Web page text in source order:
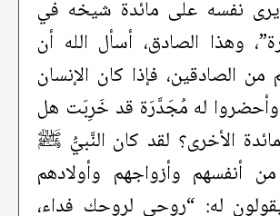
نفسه على مائدة شيخه في
وهذا الصادق، أسأل الله أن
الصادقين، فإذا كان الإنسان
وأحضروا له مُجَدَّرَة قد خَرِبَت هل
الأخرى؟ لقد كان النَّبيُّ ﷺ
أنفسهم وأزواجهم وأولادهم
له: “روحي لروحك فداء،